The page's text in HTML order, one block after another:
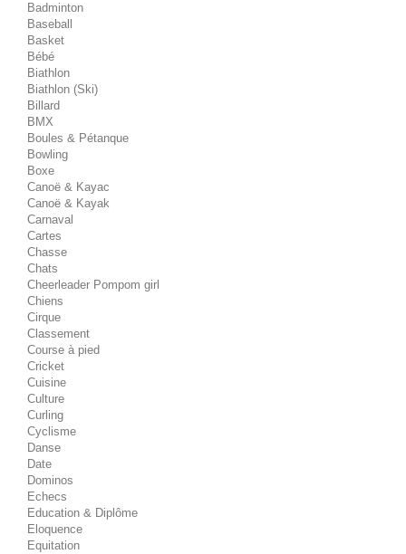
Badminton
Baseball
Basket
Bébé
Biathlon
Biathlon (Ski)
Billard
BMX
Boules & Pétanque
Bowling
Boxe
Canoë & Kayac
Canoë & Kayak
Carnaval
Cartes
Chasse
Chats
Cheerleader Pompom girl
Chiens
Cirque
Classement
Course à pied
Cricket
Cuisine
Culture
Curling
Cyclisme
Danse
Date
Dominos
Echecs
Education & Diplôme
Eloquence
Equitation